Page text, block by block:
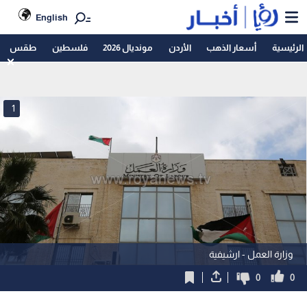
English
الرئيسية أسعار الذهب الأردن مونديال 2026 فلسطين طقس
وزارة العمل - ارشيفية
1
0
0